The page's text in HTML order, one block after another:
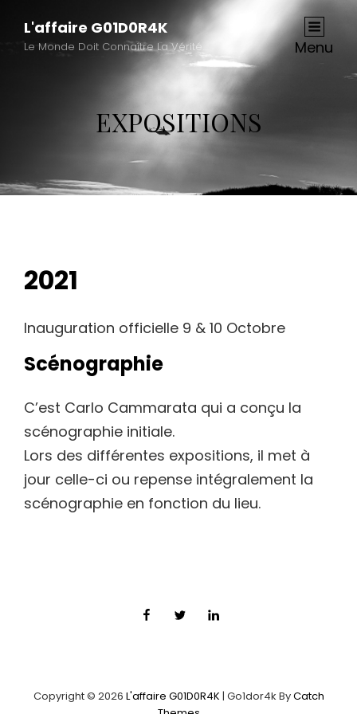
L'affaire G01D0R4K
Le Monde Doit Connaître La Vérité… Menu
EXPOSITIONS
2021
Inauguration officielle 9 & 10 Octobre
Scénographie
C’est Carlo Cammarata qui a conçu la
scénographie initiale.
Lors des différentes expositions, il met à
jour celle-ci ou repense intégralement la
scénographie en fonction du lieu.
FacebookTwitterLinkedIn
Copyright © 2026 L'affaire G01D0R4K | Go1dor4k ByCatch